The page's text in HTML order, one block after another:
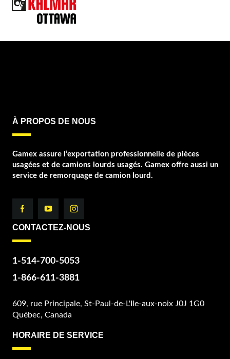
À PROPOS DE NOUS
Gamex assure l’exportation professionnelle de pièces
usagées et de camions lourds usagés. Gamex offre aussi un
service de remorquage de camion lourd.
CONTACTEZ-NOUS
1-514-700-5053
1-866-611-3881
609, rue Principale, St-Paul-de-L'Ile-aux-noix J0J 1G0
Québec, Canada
HORAIRE DE SERVICE